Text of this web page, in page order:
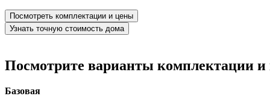
Посмотреть комплектации и цены
Узнать точную стоимость дома
Посмотрите варианты комплектации и
Базовая